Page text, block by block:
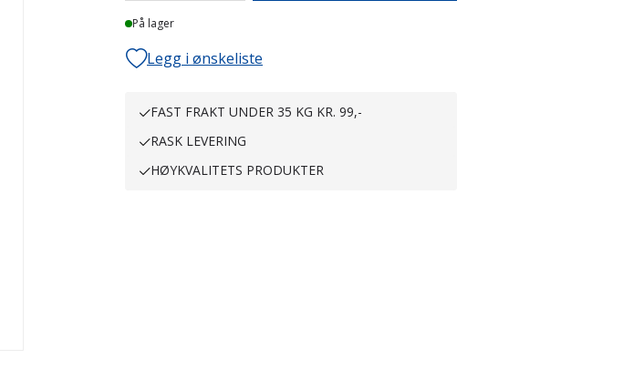
På lager
Legg i ønskeliste
FAST FRAKT UNDER 35 KG KR. 99,-
RASK LEVERING
HØYKVALITETS PRODUKTER